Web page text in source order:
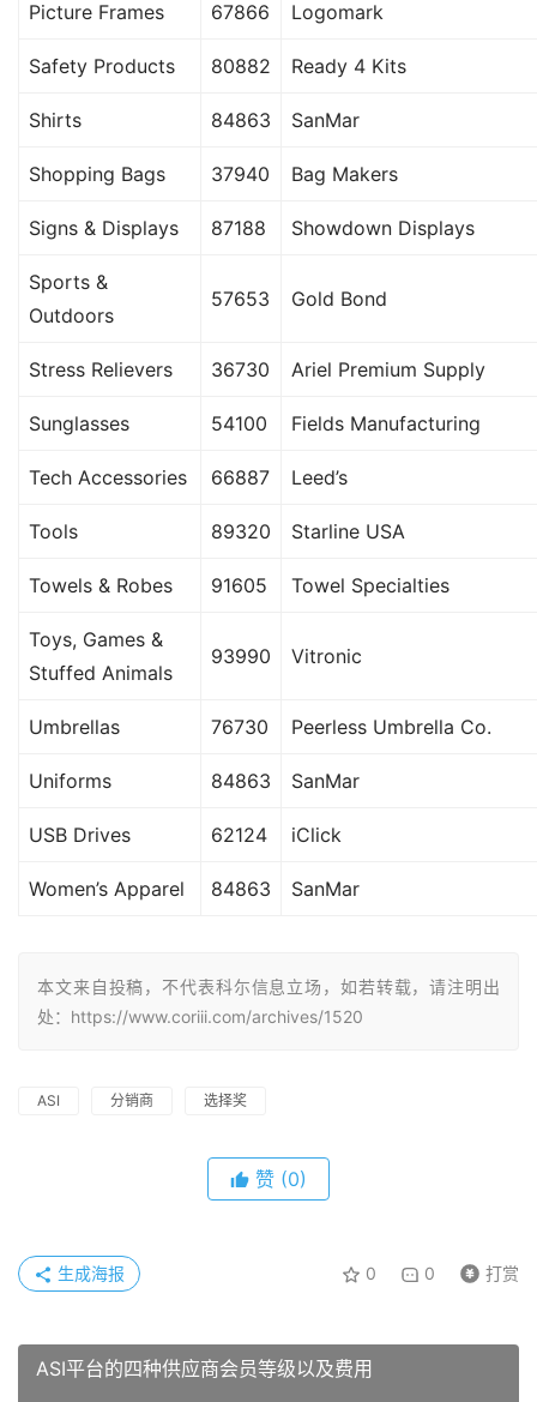
Picture Frames 67866 Logomark
Safety Products 80882 Ready 4 Kits
Shirts 84863 SanMar
Shopping Bags 37940 Bag Makers
Signs & Displays 87188 Showdown Displays
Sports &
Outdoors
57653 Gold Bond
Stress Relievers 36730 Ariel Premium Supply
Sunglasses 54100 Fields Manufacturing
Tech Accessories 66887 Leed’s
Tools 89320 Starline USA
Towels & Robes 91605 Towel Specialties
Toys, Games &
Stuffed Animals
93990 Vitronic
Umbrellas 76730 Peerless Umbrella Co.
Uniforms 84863 SanMar
USB Drives 62124 iClick
Women’s Apparel 84863 SanMar
本文来自投稿，不代表科尓信息立场，如若转载，请注明出
处：https://www.coriii.com/archives/1520
ASI 分销商 选择奖
赞 (0)
0 0 打赏
生成海报
ASI平台的四种供应商会员等级以及费用